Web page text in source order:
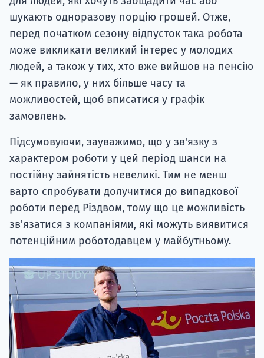
шукають одноразову порцію грошей. Отже,
перед початком сезону відпусток така робота
може викликати великий інтерес у молодих
людей, а також у тих, хто вже вийшов на пенсію
— як правило, у них більше часу та
можливостей, щоб вписатися у графік
замовлень.
Підсумовуючи, зауважимо, що у зв'язку з
характером роботи у цей період шанси на
постійну зайнятість невеликі. Тим не менш
варто спробувати долучитися до випадкової
роботи перед Різдвом, тому що це можливість
зв'язатися з компаніями, які можуть виявитися
потенційним роботодавцем у майбутньому.